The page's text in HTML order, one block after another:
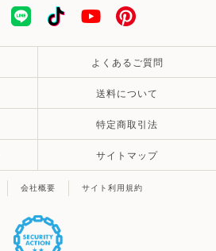
よくあるご質問
送料について
特定商取引法
サイトマップ
会社概要 サイト利用規約